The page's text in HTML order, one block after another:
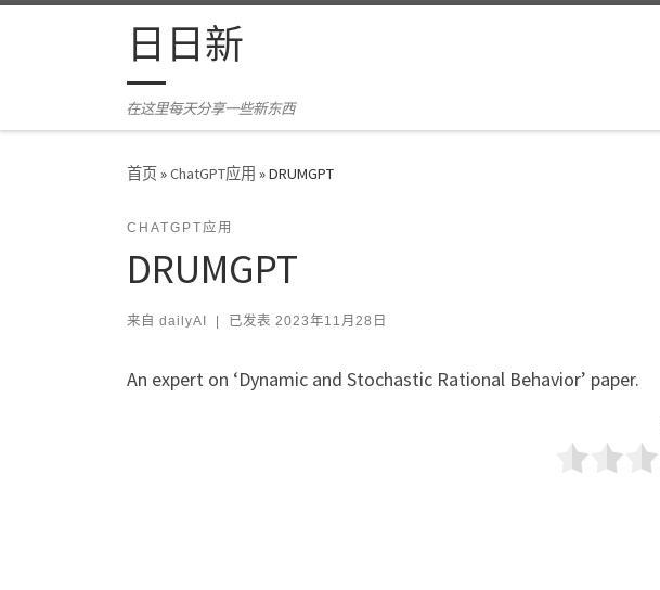
Skip to content日日新
在这里每天分享一些新东西
首页»ChatGPT应用 »DRUMGPT
CHATGPT应用
DRUMGPT
来自 dailyAI 已发表 2023年11月28日
An expert on ‘Dynamic and Stochastic Rational Behavior’ paper.